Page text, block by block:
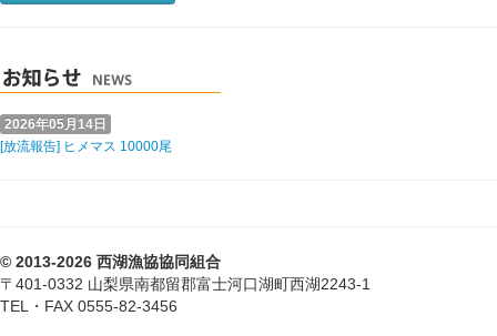
2026年05月14日
[放流報告] ヒメマス 10000尾
© 2013-2026 西湖漁協協同組合
〒401-0332 山梨県南都留郡富士河口湖町西湖2243-1
TEL・FAX 0555-82-3456